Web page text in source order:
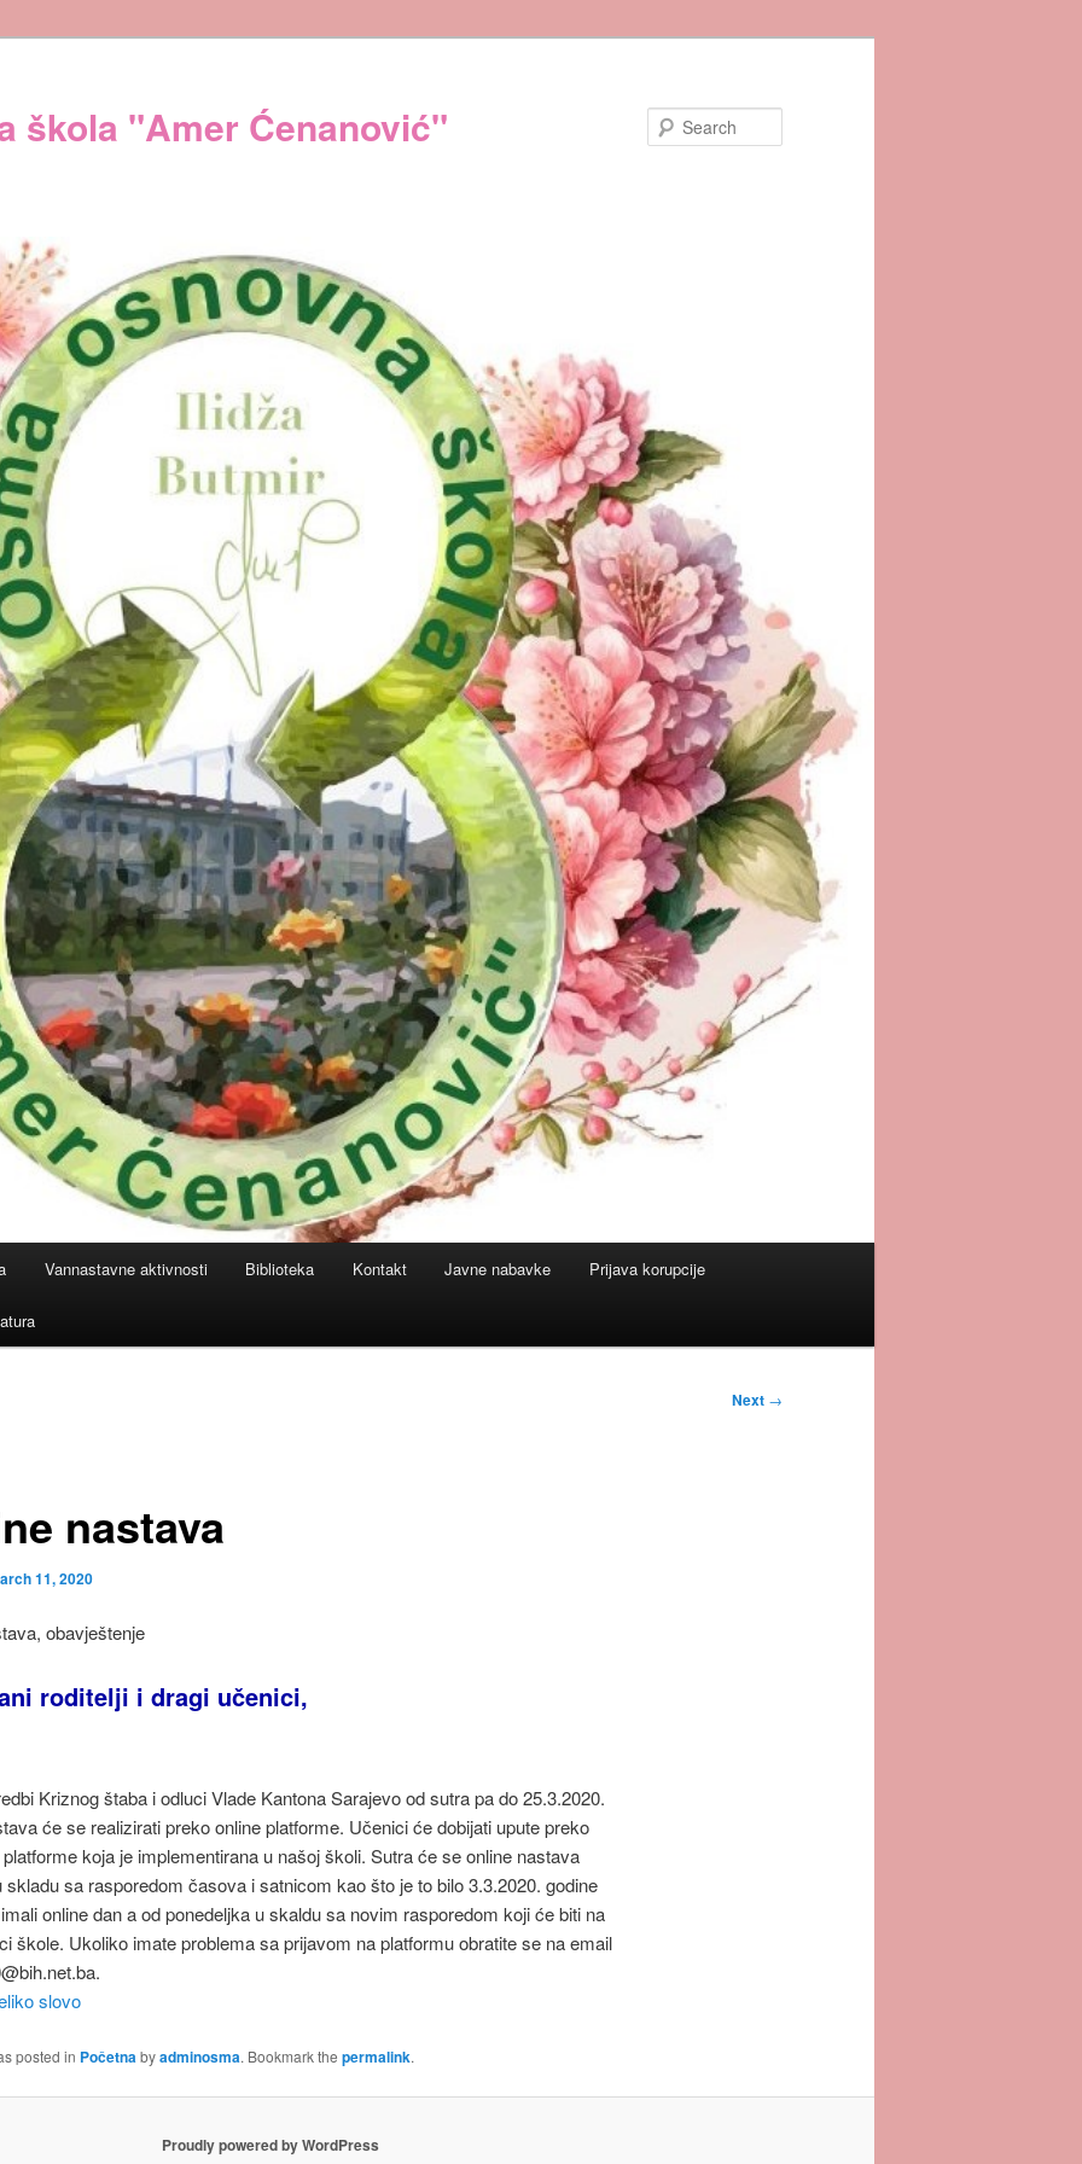
škola "Amer Ćenanović"
Vannastavne aktivnosti Biblioteka Kontakt Javne nabavke Prijava korupcije
Next →
nastava
11, 2020
obavještenje
roditelji i dragi učenici,
Kriznog štaba i odluci Vlade Kantona Sarajevo od sutra pa do 25.3.2020.
će se realizirati preko online platforme. Učenici će dobijati upute preko
koja je implementirana u našoj školi. Sutra će se online nastava
skladu sa rasporedom časova i satnicom kao što je to bilo 3.3.2020. godine
online dan a od ponedeljka u skaldu sa novim rasporedom koji će biti na
škole. Ukoliko imate problema sa prijavom na platformu obratite se na email
slovo
posted in Početnabyadminosma. Bookmark the permalink.
Proudly powered by WordPress